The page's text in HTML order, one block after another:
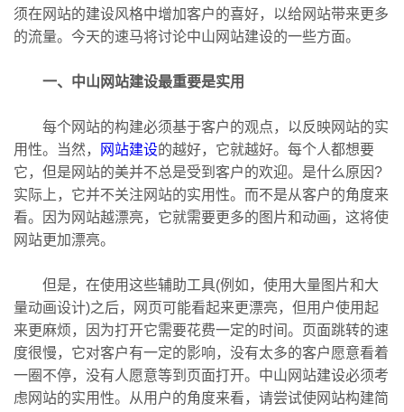
须在网站的建设风格中增加客户的喜好，以给网站带来更多
的流量。今天的速马将讨论中山网站建设的一些方面。
一、 中山网站建设最重要是实用
每个网站的构建必须基于客户的观点，以反映网站的实
用性。当然，
网站建设的越好，它就越好。每个人都想要
它，但是网站的美并不总是受到客户的欢迎。是什么原因?
实际上，它并不关注网站的实用性。而不是从客户的角度来
看。因为网站越漂亮，它就需要更多的图片和动画，这将使
网站更加漂亮。
但是，在使用这些辅助工具(例如，使用大量图片和大
量动画设计)之后，网页可能看起来更漂亮，但用户使用起
来更麻烦，因为打开它需要花费一定的时间。页面跳转的速
度很慢，它对客户有一定的影响，没有太多的客户愿意看着
一圈不停，没有人愿意等到页面打开。中山网站建设必须考
虑网站的实用性。从用户的角度来看，请尝试使网站构建简